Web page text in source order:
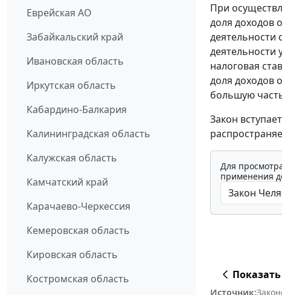
Еврейская АО
Забайкальский край
Ивановская область
Иркутская область
Кабардино-Балкария
Калининградская область
Калужская область
Камчатский край
Карачаево-Черкессия
Кемеровская область
Кировская область
Костромская область
При
доля доходов
деятельности
деятельности
налоговая
доля доходов
большую
Закон
Для
применения
Источник: